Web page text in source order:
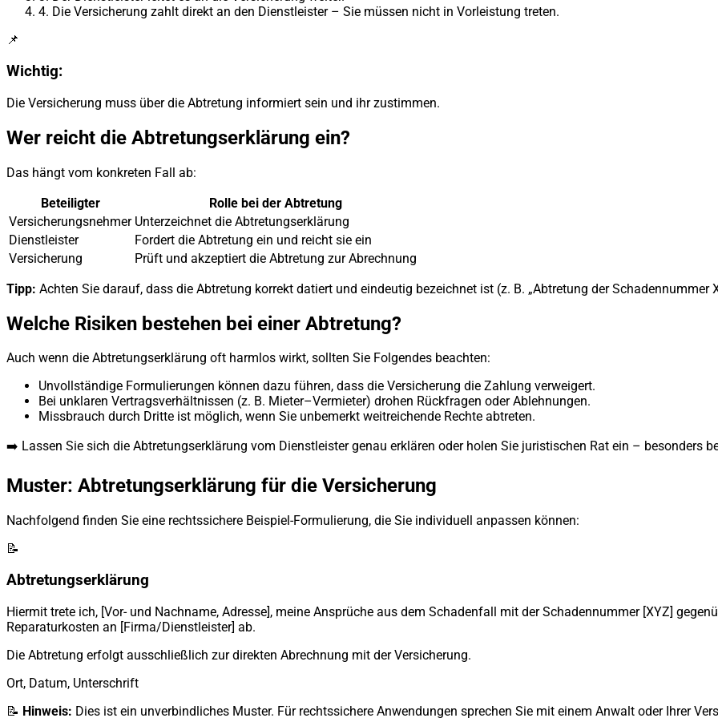
4. Die Versicherung zahlt direkt an den Dienstleister – Sie müssen nicht in Vorleistung treten.
📌
Wichtig:
Die Versicherung muss über die Abtretung informiert sein und ihr zustimmen.
Wer reicht die Abtretungserklärung ein?
Das hängt vom konkreten Fall ab:
Beteiligter
Rolle bei der Abtretung
Versicherungsnehmer Unterzeichnet die Abtretungserklärung
Dienstleister
Fordert die Abtretung ein und reicht sie ein
Versicherung
Prüft und akzeptiert die Abtretung zur Abrechnung
Tipp: Achten Sie darauf, dass die Abtretung korrekt datiert und eindeutig bezeichnet ist (z. B. „Abtretung der Schadennummer
Welche Risiken bestehen bei einer Abtretung?
Auch wenn die Abtretungserklärung oft harmlos wirkt, sollten Sie Folgendes beachten:
Unvollständige Formulierungen können dazu führen, dass die Versicherung die Zahlung verweigert.
Bei unklaren Vertragsverhältnissen (z. B. Mieter–Vermieter) drohen Rückfragen oder Ablehnungen.
Missbrauch durch Dritte ist möglich, wenn Sie unbemerkt weitreichende Rechte abtreten.
➡️ Lassen Sie sich die Abtretungserklärung vom Dienstleister genau erklären oder holen Sie juristischen Rat ein – besonders
Muster: Abtretungserklärung für die Versicherung
Nachfolgend finden Sie eine rechtssichere Beispiel-Formulierung, die Sie individuell anpassen können:
📝
Abtretungserklärung
Hiermit trete ich, [Vor- und Nachname, Adresse], meine Ansprüche aus dem Schadenfall mit der Schadennummer [XYZ]
Reparaturkosten an [Firma/Dienstleister] ab.
Die Abtretung erfolgt ausschließlich zur direkten Abrechnung mit der Versicherung.
Ort, Datum, Unterschrift
📝 Hinweis: Dies ist ein unverbindliches Muster. Für rechtssichere Anwendungen sprechen Sie mit einem Anwalt oder Ihrer